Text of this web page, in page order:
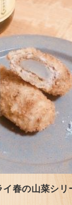
イ春の山菜シ